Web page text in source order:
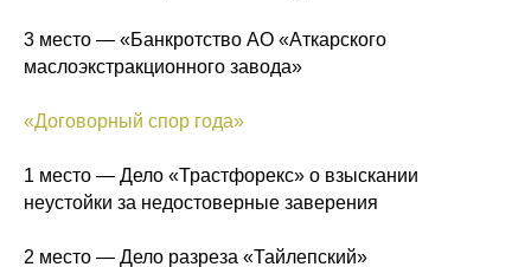
3 место — «Банкротство АО «Аткарского
маслоэкстракционного завода»
«Договорный спор года»
1 место — Дело «Трастфорекс» о взыскании
неустойки за недостоверные заверения
2 место — Дело разреза «Тайлепский»